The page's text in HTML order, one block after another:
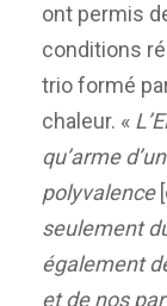
ont permis
conditions
trio formé
chaleur. «
qu’arme
polyvalence
seulement
également
et de nos